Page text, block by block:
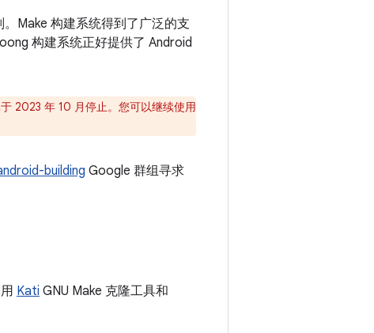
Make 构建系统得到了广泛的支
构建系统正好提供了 Android
2023 年 10 月停止。您可以继续使用
building Google 群组寻求
Kati GNU Make 克隆工具和